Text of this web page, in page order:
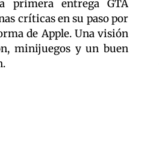
primera entrega GTA
críticas en su paso por
de Apple. Una visión
minijuegos y un buen